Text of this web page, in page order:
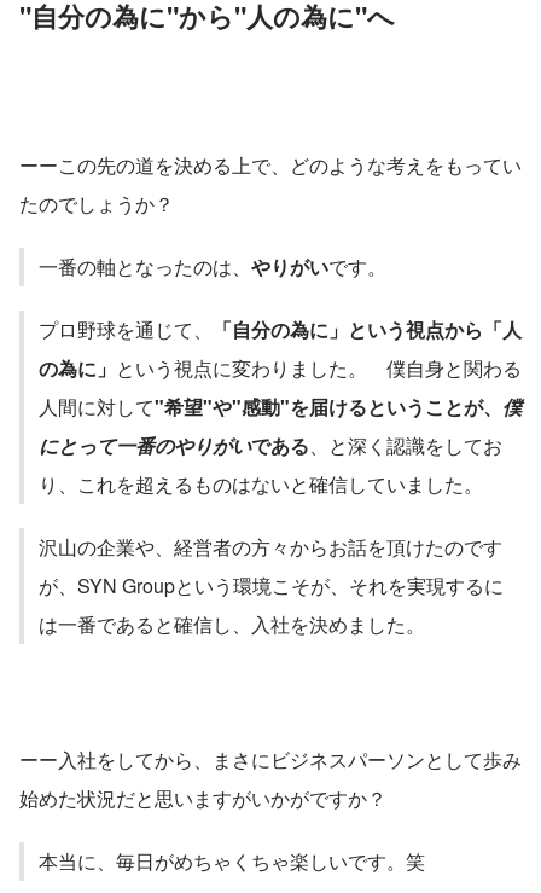
"自分の為に"から"人の為に"へ
ーーこの先の道を決める上で、どのような考えをもってい
たのでしょうか？
一番の軸となったのは、 やりがいです。
プロ野球を通じて、
「自分の為に」という視点から「人
の為に」 という視点に変わりました。　僕自身と関わる
人間に対して"希望"や"感動"を届けるということが、 僕
にとって一番のやりがいである、と深く認識をしてお
り、これを超えるものはないと確信していました。
沢山の企業や、経営者の方々からお話を頂けたのです
が、SYN Groupという環境こそが、それを実現するに
は一番であると確信し、入社を決めました。
ーー入社をしてから、まさにビジネスパーソンとして歩み
始めた状況だと思いますがいかがですか？
本当に、毎日がめちゃくちゃ楽しいです。笑